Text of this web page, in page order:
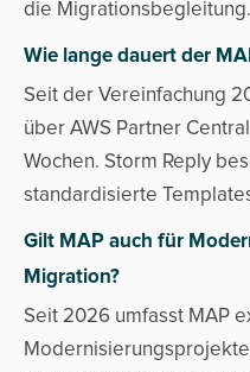
die Migrationsbegleitung.
Wie lange dauert der
Seit der Vereinfachung
über AWS Partner
Wochen. Storm Reply
standardisierte
Gilt MAP auch für
Migration?
Seit 2026 umfasst MAP